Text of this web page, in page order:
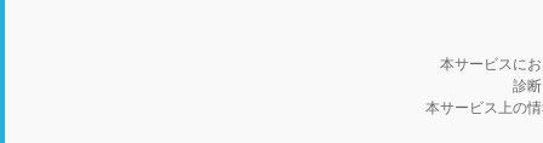
本サービスに
診
本サービス上の